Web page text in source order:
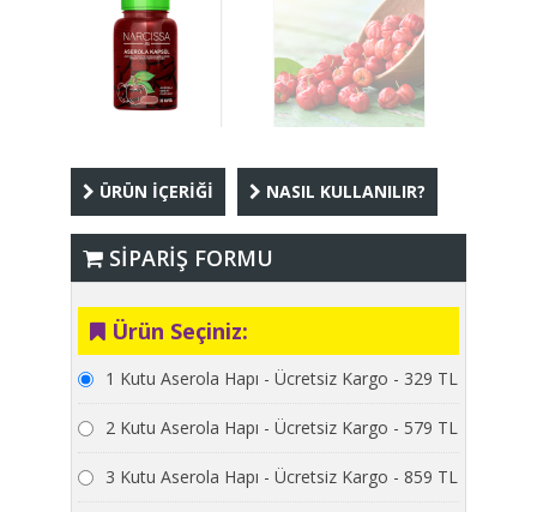
ÜRÜN İÇERİĞİ NASIL KULLANILIR?
SİPARİŞ FORMU
Ürün Seçiniz:
1 Kutu Aserola Hapı - Ücretsiz Kargo - 329 TL
2 Kutu Aserola Hapı - Ücretsiz Kargo - 579 TL
3 Kutu Aserola Hapı - Ücretsiz Kargo - 859 TL